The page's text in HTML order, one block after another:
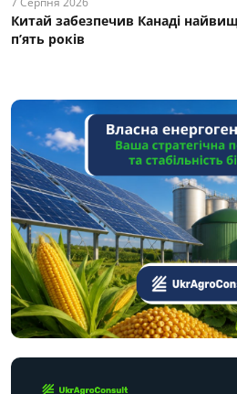
Китай забезпечив Канаді
п’ять років